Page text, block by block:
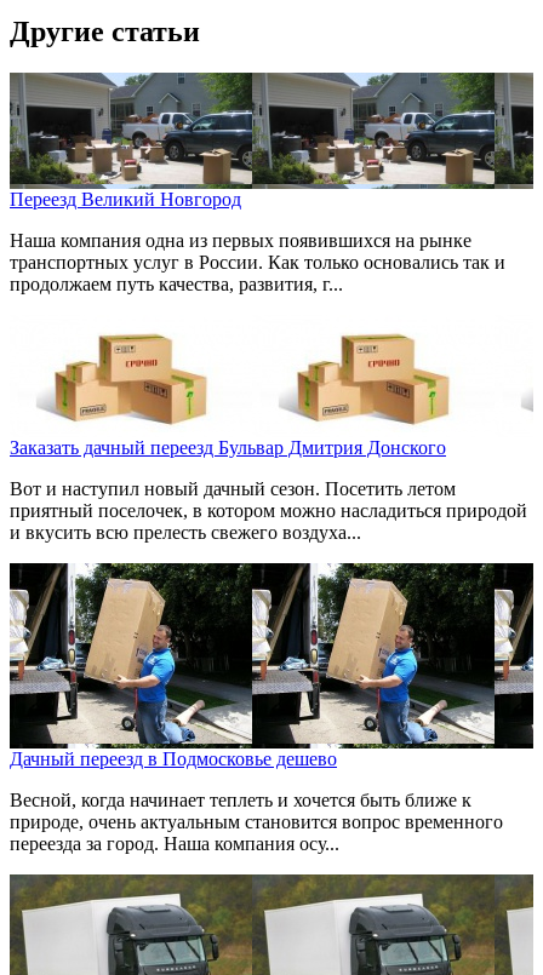
Другие статьи
Переезд Великий Новгород
Наша компания одна из первых появившихся на рынке
транспортных услуг в России. Как только основались так и
продолжаем путь качества, развития, г...
Заказать дачный переезд Бульвар Дмитрия Донского
Вот и наступил новый дачный сезон. Посетить летом
приятный поселочек, в котором можно насладиться природой
и вкусить всю прелесть свежего воздуха...
Дачный переезд в Подмосковье дешево
Весной, когда начинает теплеть и хочется быть ближе к
природе, очень актуальным становится вопрос временного
переезда за город. Наша компания осу...